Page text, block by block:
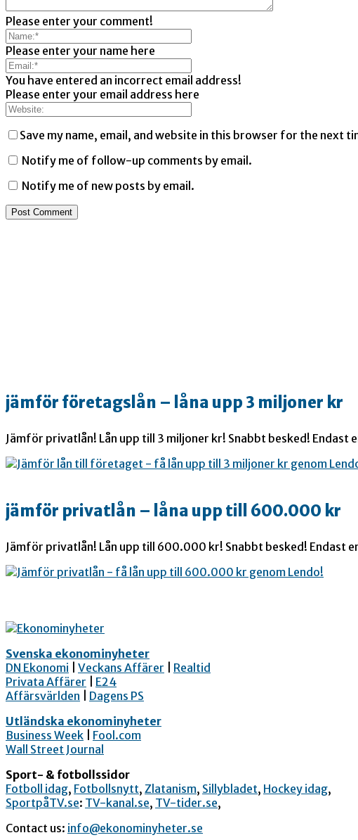
Please enter your comment!
Please enter your name here
You have entered an incorrect email address!
Please enter your email address here
Save my name, email, and website in this browser for the next
Notify me of follow-up comments by email.
Notify me of new posts by email.
jämför företagslån – låna upp 3 miljoner kr
Jämför privatlån! Lån upp till 3 miljoner kr! Snabbt besked!
jämför privatlån – låna upp till 600.000 kr
Jämför privatlån! Lån upp till 600.000 kr! Snabbt besked! Endast
Svenska ekonominyheter
DN Ekonomi
Veckans Affärer
Realtid
Privata Affärer
E24
Affärsvärlden
Dagens PS
Utländska ekonominyheter
Business Week
Fool.com
Wall Street Journal
Sport- & fotbollssidor
Fotboll idag, Fotbollsnytt, Zlatanism, Sillybladet, Hockey idag,
SportpåTV.se: TV-kanal.se, TV-tider.se,
Contact us: info@ekonominyheter.se